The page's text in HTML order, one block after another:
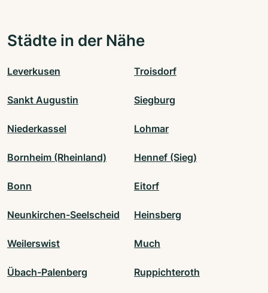
Städte in der Nähe
Leverkusen Troisdorf
Sankt Augustin Siegburg
Niederkassel Lohmar
Bornheim (Rheinland) Hennef (Sieg)
Bonn Eitorf
Neunkirchen-Seelscheid Heinsberg
Weilerswist Much
Übach-Palenberg Ruppichteroth